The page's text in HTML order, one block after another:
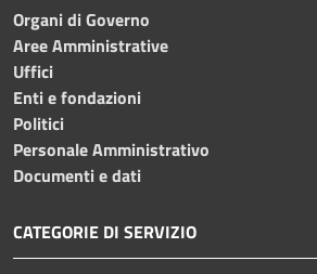
Organi di Governo
Aree Amministrative
Uffici
Enti e fondazioni
Politici
Personale Amministrativo
Documenti e dati
CATEGORIE DI SERVIZIO